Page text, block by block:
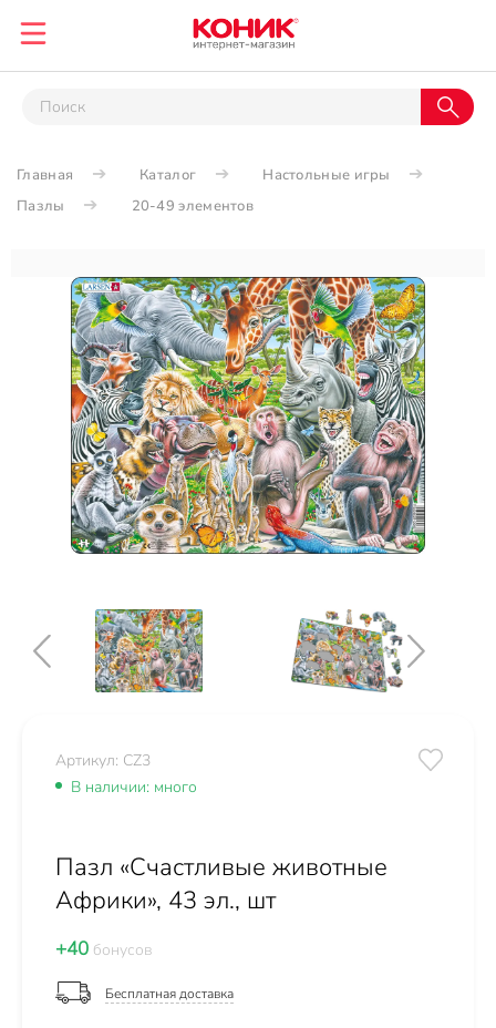
Главная Каталог
Настольные игры
Пазлы
20-49 элементов
Артикул: CZ3
В наличии: много
Пазл «Счастливые животные
Африки», 43 эл., шт
+40 бонусов
Бесплатная доставка